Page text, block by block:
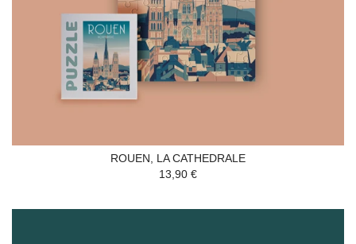
ROUEN, LA CATHEDRALE
13,90 €